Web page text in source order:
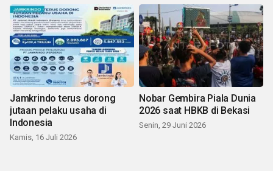
Jamkrindo terus dorong
jutaan pelaku usaha di
Indonesia
Kamis, 16 Juli 2026
Nobar Gembira Piala Dunia
2026 saat HBKB di Bekasi
Senin, 29 Juni 2026